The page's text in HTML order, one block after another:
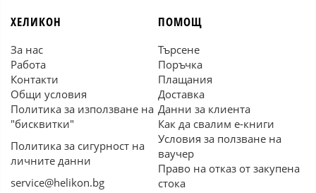
ХЕЛИКОН
За нас
Работа
Контакти
Общи условия
Политика за използване на
"бисквитки"
Политика за сигурност на
личните данни
service@helikon.bg
ПОМОЩ
Търсене
Поръчка
Плащания
Доставка
Данни за клиента
Как да свалим е-книги
Условия за ползване на
ваучер
Право на отказ от закупена
стока